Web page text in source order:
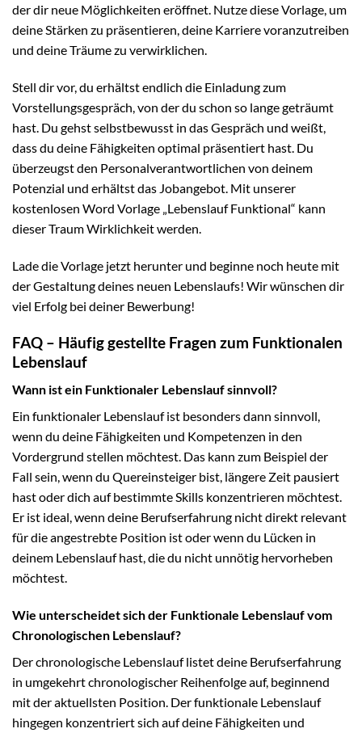
der dir neue Möglichkeiten eröffnet. Nutze diese Vorlage, um
deine Stärken zu präsentieren, deine Karriere voranzutreiben
und deine Träume zu verwirklichen.
Stell dir vor, du erhältst endlich die Einladung zum
Vorstellungsgespräch, von der du schon so lange geträumt
hast. Du gehst selbstbewusst in das Gespräch und weißt,
dass du deine Fähigkeiten optimal präsentiert hast. Du
überzeugst den Personalverantwortlichen von deinem
Potenzial und erhältst das Jobangebot. Mit unserer
kostenlosen Word Vorlage „Lebenslauf Funktional“ kann
dieser Traum Wirklichkeit werden.
Lade die Vorlage jetzt herunter und beginne noch heute mit
der Gestaltung deines neuen Lebenslaufs! Wir wünschen dir
viel Erfolg bei deiner Bewerbung!
FAQ – Häufig gestellte Fragen zum Funktionalen
Lebenslauf
Wann ist ein Funktionaler Lebenslauf sinnvoll?
Ein funktionaler Lebenslauf ist besonders dann sinnvoll,
wenn du deine Fähigkeiten und Kompetenzen in den
Vordergrund stellen möchtest. Das kann zum Beispiel der
Fall sein, wenn du Quereinsteiger bist, längere Zeit pausiert
hast oder dich auf bestimmte Skills konzentrieren möchtest.
Er ist ideal, wenn deine Berufserfahrung nicht direkt relevant
für die angestrebte Position ist oder wenn du Lücken in
deinem Lebenslauf hast, die du nicht unnötig hervorheben
möchtest.
Wie unterscheidet sich der Funktionale Lebenslauf vom
Chronologischen Lebenslauf?
Der chronologische Lebenslauf listet deine Berufserfahrung
in umgekehrt chronologischer Reihenfolge auf, beginnend
mit der aktuellsten Position. Der funktionale Lebenslauf
hingegen konzentriert sich auf deine Fähigkeiten und